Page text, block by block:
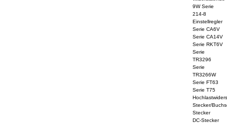
9W Serie
214-8
Einstellregler
Serie CA6V
Serie CA14V
Serie RKT6V
Serie
TR3296
Serie
TR3266W
Serie FT63
Serie T75
Stecker/
Stecker
DC-Stecker